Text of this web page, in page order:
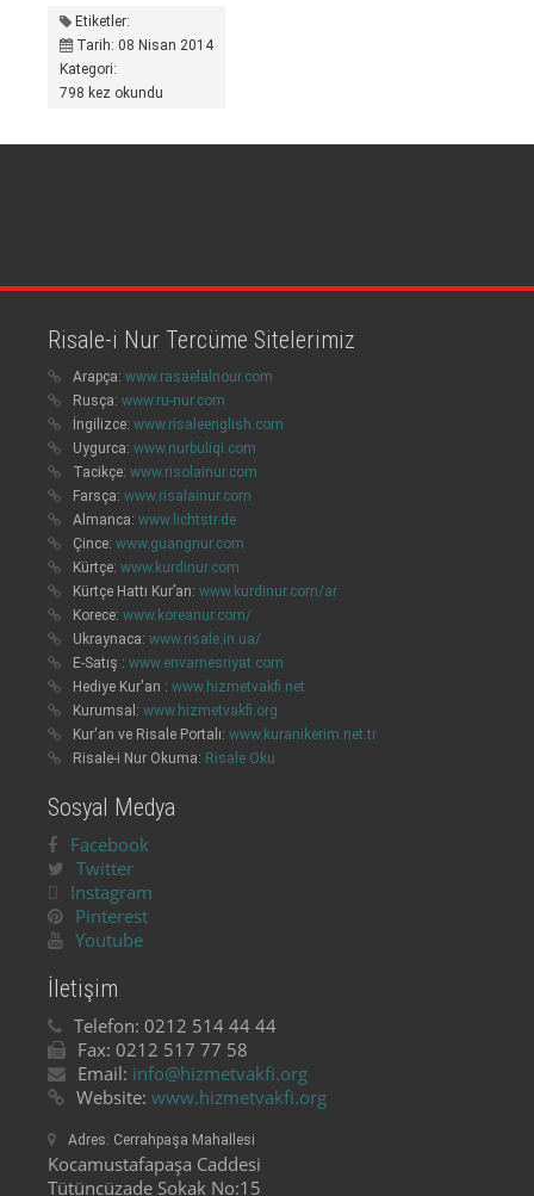
Etiketler:
Tarih: 08 Nisan 2014
Kategori:
798 kez okundu
Risale-i Nur Tercüme Sitelerimiz
Arapça: www.rasaelalnour.com
Rusça: www.ru-nur.com
İngilizce: www.risaleenglish.com
Uygurca: www.nurbuliqi.com
Tacikçe: www.risolainur.com
Farsça: www.risalainur.com
Almanca: www.lichtstr.de
Çince: www.guangnur.com
Kürtçe: www.kurdinur.com
Kürtçe Hattı Kur’an: www.kurdinur.com/ar
Korece: www.koreanur.com/
Ukraynaca: www.risale.in.ua/
E-Satış : www.envarnesriyat.com
Hediye Kur'an : www.hizmetvakfi.net
Kurumsal: www.hizmetvakfi.org
Kur'an ve Risale Portalı: www.kuranikerim.net.tr
Risale-i Nur Okuma: Risale Oku
Sosyal Medya
Facebook
Twitter
Instagram
Pinterest
Youtube
İletişim
Telefon: 0212 514 44 44
Fax: 0212 517 77 58
Email: info@hizmetvakfi.org
Website: www.hizmetvakfi.org
Adres: Cerrahpaşa Mahallesi
Kocamustafapaşa Caddesi
Tütüncüzade Sokak No:15